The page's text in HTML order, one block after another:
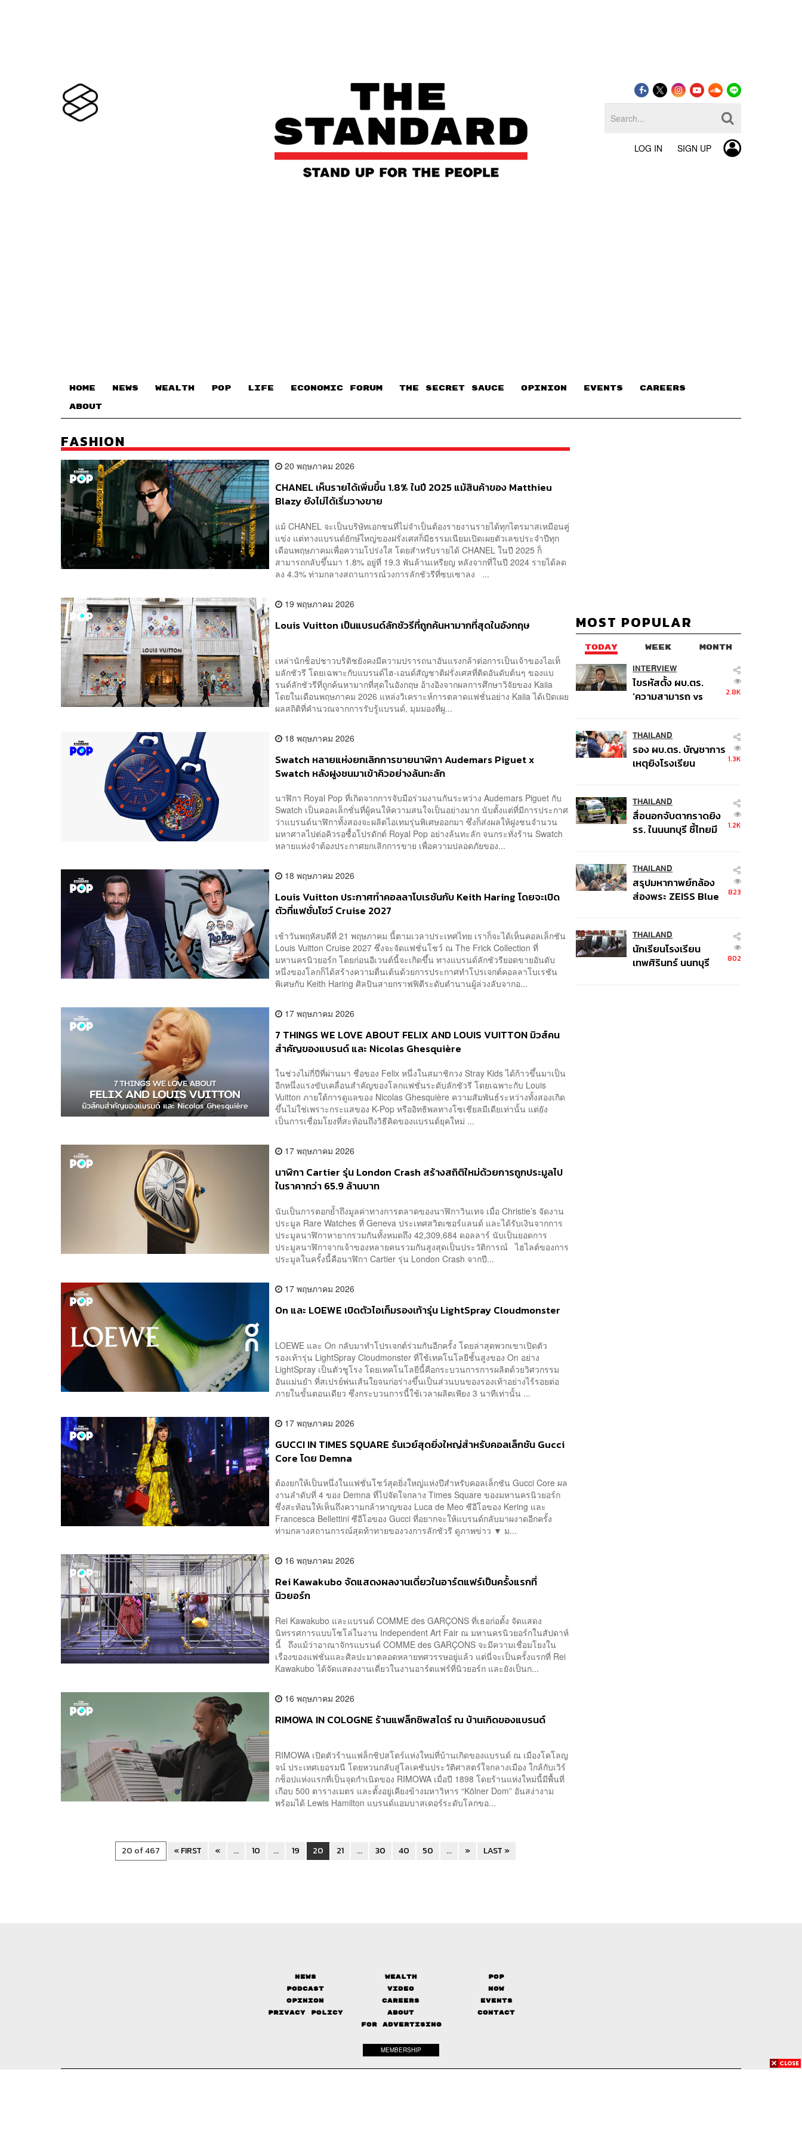
LOG IN SIGN UP
HOME NEWS WEALTH POP LIFE ECONOMIC FORUM THE SECRET SAUCE​ OPINION EVENTS CAREERS
ABOUT
FASHION
20 พฤษภาคม 2026
CHANEL เห็นรายได้เพิ่มขึ้น 1.8% ในปี 2025 แม้สินค้าของ Matthieu
Blazy ยังไม่ได้เริ่มวางขาย
แม้ CHANEL จะเป็นบริษัทเอกชนที่ไม่จำเป็นต้องรายงานรายได้ทุกไตรมาสเหมือนคู่
แข่ง แต่ทางแบรนด์ยักษ์ใหญ่ของฝรั่งเศสก็มีธรรมเนียมเปิดเผยตัวเลขประจำปีทุก
เดือนพฤษภาคมเพื่อความโปร่งใส โดยสำหรับรายได้ CHANEL ในปี 2025 ก็
สามารถกลับขึ้นมา 1.8% อยู่ที่ 19.3 พันล้านเหรียญ หลังจากที่ในปี 2024 รายได้ลด
ลง 4.3% ท่ามกลางสถานการณ์วงการลักชัวรีที่ซบเซาลง ...
19 พฤษภาคม 2026
Louis Vuitton เป็นแบรนด์ลักชัวรีที่ถูกค้นหามากที่สุดในอังกฤษ
เหล่านักช็อปชาวบริติชยังคงมีความปรารถนาอันแรงกล้าต่อการเป็นเจ้าของไอเท็
มลักชัวรี โดยเฉพาะกับแบรนด์ไฮ-เอนด์สัญชาติฝรั่งเศสที่ติดอันดับต้นๆ ของแบ
รนด์ลักชัวรีที่ถูกค้นหามากที่สุดในอังกฤษ อ้างอิงจากผลการศึกษาวิจัยของ Kaiia
โดยในเดือนพฤษภาคม 2026 แหล่งวิเคราะห์การตลาดแฟชั่นอย่าง Kaiia ได้เปิดเผย
ผลสถิติที่คำนวณจากการรับรู้แบรนด์, มุมมองที่ผู...
18 พฤษภาคม 2026
Swatch หลายแห่งยกเลิกการขายนาฬิกา Audemars Piguet x
Swatch หลังฝูงชนมาเข้าคิวอย่างล้นทะลัก
นาฬิกา Royal Pop ที่เกิดจากการจับมือร่วมงานกันระหว่าง Audemars Piguet กับ
Swatch เป็นคอลเล็กชั่นที่ผู้คนให้ความสนใจเป็นอย่างมาก นับตั้งแต่ที่มีการประกาศ
ว่าแบรนด์นาฬิกาทั้งสองจะผลิตไอเทมรุ่นพิเศษออกมา ซึ่งก็ส่งผลให้ฝูงชนจำนวน
มหาศาลไปต่อคิวรอซื้อโปรดักต์ Royal Pop อย่างล้นทะลัก จนกระทั่งร้าน Swatch
หลายแห่งจำต้องประกาศยกเลิกการขาย เพื่อความปลอดภัยของ...
18 พฤษภาคม 2026
Louis Vuitton ประกาศทำคอลลาโบเรชันกับ Keith Haring โดยจะเปิด
ตัวที่แฟชั่นโชว์ Cruise 2027
เช้าวันพฤหัสบดีที่ 21 พฤษภาคม นี้ตามเวลาประเทศไทย เราก็จะได้เห็นคอลเล็กชัน
Louis Vuitton Cruise 2027 ซึ่งจะจัดแฟชั่นโชว์ ณ The Frick Collection ที่
มหานครนิวยอร์ก โดยก่อนอีเวนต์นี้จะเกิดขึ้น ทางแบรนด์ลักชัวรียอดขายอันดับ
หนึ่งของโลกก็ได้สร้างความตื่นเต้นด้วยการประกาศทำโปรเจกต์คอลลาโบเรชัน
พิเศษกับ Keith Haring ศิลปินสายกราฟฟิตีระดับตำนานผู้ล่วงลับจากอ...
17 พฤษภาคม 2026
7 THINGS WE LOVE ABOUT FELIX AND LOUIS VUITTON มิวส์คน
สำคัญของแบรนด์ และ Nicolas Ghesquière
ในช่วงไม่กี่ปีที่ผ่านมา ชื่อของ Felix หนึ่งในสมาชิกวง Stray Kids ได้ก้าวขึ้นมาเป็น
อีกหนึ่งแรงขับเคลื่อนสำคัญของโลกแฟชั่นระดับลักชัวรี โดยเฉพาะกับ Louis
Vuitton ภายใต้การดูแลของ Nicolas Ghesquière ความสัมพันธ์ระหว่างทั้งสองเกิด
ขึ้นไม่ใช่เพราะกระแสของ K-Pop หรืออิทธิพลทางโซเชียลมีเดียเท่านั้น แต่ยัง
เป็นการเชื่อมโยงที่สะท้อนถึงวิธีคิดของแบรนด์ยุคใหม่ ...
17 พฤษภาคม 2026
นาฬิกา Cartier รุ่น London Crash สร้างสถิติใหม่ด้วยการถูกประมูลไป
ในราคากว่า 65.9 ล้านบาท
นับเป็นการตอกย้ำถึงมูลค่าทางการตลาดของนาฬิกาวินเทจ เมื่อ Christie’s จัดงาน
ประมูล Rare Watches ที่ Geneva ประเทศสวิตเซอร์แลนด์ และได้รับเงินจากการ
ประมูลนาฬิกาหายากรวมกันทั้งหมดถึง 42,309,684 ดอลลาร์ นับเป็นยอดการ
ประมูลนาฬิกาจากเจ้าของหลายคนรวมกันสูงสุดเป็นประวัติการณ์ ไฮไลต์ของการ
ประมูลในครั้งนี้คือนาฬิกา Cartier รุ่น London Crash จากปี...
17 พฤษภาคม 2026
On และ LOEWE เปิดตัวไอเท็มรองเท้ารุ่น LightSpray Cloudmonster
LOEWE และ On กลับมาทำโปรเจกต์ร่วมกันอีกครั้ง โดยล่าสุดพวกเขาเปิดตัว
รองเท้ารุ่น LightSpray Cloudmonster ที่ใช้เทคโนโลยีชั้นสูงของ On อย่าง
LightSpray เป็นตัวชูโรง โดยเทคโนโลยีนี้คือกระบวนการการผลิตด้วยวิศวกรรม
อันแม่นยำ ที่สเปรย์พ่นเส้นใยจนก่อร่างขึ้นเป็นส่วนบนของรองเท้าอย่างไร้รอยต่อ
ภายในขั้นตอนเดียว ซึ่งกระบวนการนี้ใช้เวลาผลิตเพียง 3 นาทีเท่านั้น ...
17 พฤษภาคม 2026
GUCCI IN TIMES SQUARE รันเวย์สุดยิ่งใหญ่สำหรับคอลเล็กชัน Gucci
Core โดย Demna
ต้องยกให้เป็นหนึ่งในแฟชั่นโชว์สุดยิ่งใหญ่แห่งปีสำหรับคอลเล็กชัน Gucci Core ผล
งานลำดับที่ 4 ของ Demna ที่ไปจัดใจกลาง Times Square ของมหานครนิวยอร์ก
ซึ่งสะท้อนให้เห็นถึงความกล้าหาญของ Luca de Meo ซีอีโอของ Kering และ
Francesca Bellettini ซีอีโอของ Gucci ที่อยากจะให้แบรนด์กลับมาผงาดอีกครั้ง
ท่ามกลางสถานการณ์สุดท้าทายของวงการลักชัวรี ดูภาพข่าว ▼ ม...
16 พฤษภาคม 2026
Rei Kawakubo จัดแสดงผลงานเดี่ยวในอาร์ตแฟร์เป็นครั้งแรกที่
นิวยอร์ก
Rei Kawakubo และแบรนด์ COMME des GARÇONS ที่เธอก่อตั้ง จัดแสดง
นิทรรศการแบบโซโล่ในงาน Independent Art Fair ณ มหานครนิวยอร์กในสัปดาห์
นี้ ถึงแม้ว่าอาณาจักรแบรนด์ COMME des GARÇONS จะมีความเชื่อมโยงใน
เรื่องของแฟชั่นและศิลปะมาตลอดหลายทศวรรษอยู่แล้ว แต่นี่จะเป็นครั้งแรกที่ Rei
Kawakubo ได้จัดแสดงงานเดี่ยวในงานอาร์ตแฟร์ที่นิวยอร์ก และยังเป็นก...
16 พฤษภาคม 2026
RIMOWA IN COLOGNE ร้านแฟล็กชิพสไตร์ ณ บ้านเกิดของแบรนด์
RIMOWA เปิดตัวร้านแฟล็กชิปสโตร์แห่งใหม่ที่บ้านเกิดของแบรนด์ ณ เมืองโคโลญ
จน์ ประเทศเยอรมนี โดยหวนกลับสู่โลเคชันประวัติศาสตร์ใจกลางเมือง ใกล้กับเวิร์
กช็อปแห่งแรกที่เป็นจุดกำเนิดของ RIMOWA เมื่อปี 1898 โดยร้านแห่งใหม่นี้มีพื้นที่
เกือบ 500 ตารางเมตร และตั้งอยู่เคียงข้างมหาวิหาร “Kölner Dom” อันสง่างาม
พร้อมได้ Lewis Hamilton แบรนด์แอมบาสเดอร์ระดับโลกขอ...
20 of 467 « FIRST « ... 10 ... 19 20 21 ... 30 40 50 ... » LAST »
MOST POPULAR
TODAY WEEK MONTH
INTERVIEW
ไขรหัสตั้ง ผบ.ตร.
‘ความสามารถ vs
พล.ต.อ. เอก อังสนา
นนท์
2.8K
THAILAND
รอง ผบ.ตร. บัญชาการ
เหตุยิงโรงเรียน
คนติดค้าง พบศพปู่-ย่า
ที่บ้านพักผู้ก่อเหตุ
1.3K
THAILAND
สื่อนอกจับตากราดยิง
รร. ในนนทบุรี ชี้ไทยมี
1.2K
THAILAND
สรุปมหากาพย์กล้อง
ส่องพระ ZEISS Blue
พิพาท ‘มาเวลล์ฯ’ ฟ้อง
‘โทน บางแค’ ผิดนัด
จ่ายหนี้-แอบระบุ
823
THAILAND
นักเรียนโรงเรียน
เทพศิรินทร์ นนทบุรี
802
News Wealth
Pop
Podcast
Video
Now
Opinion
Careers
Events
Privacy Policy
About
Contact
FOR ADVERTISING
MEMBERSHIP